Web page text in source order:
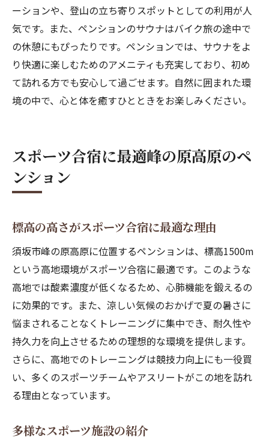
ーションや、登山の立ち寄りスポットとしての利用が人
気です。また、ペンションのサウナはバイク旅の途中で
の休憩にもぴったりです。ペンションでは、サウナをよ
り快適に楽しむためのアメニティも充実しており、初め
て訪れる方でも安心して過ごせます。自然に囲まれた環
境の中で、心と体を癒すひとときをお楽しみください。
スポーツ合宿に最適峰の原高原のペ
ンション
標高の高さがスポーツ合宿に最適な理由
須坂市峰の原高原に位置するペンションは、標高1500m
という高地環境がスポーツ合宿に最適です。このような
高地では酸素濃度が低くなるため、心肺機能を鍛えるの
に効果的です。また、涼しい気候のおかげで夏の暑さに
悩まされることなくトレーニングに集中でき、耐久性や
持久力を向上させるための理想的な環境を提供します。
さらに、高地でのトレーニングは競技力向上にも一役買
い、多くのスポーツチームやアスリートがこの地を訪れ
る理由となっています。
多様なスポーツ施設の紹介